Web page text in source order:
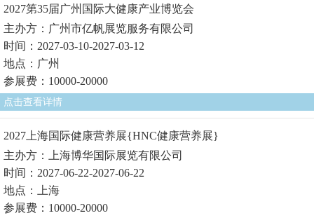
2027第35届广州国际大健康产业博览会
主办方：广州市亿帆展览服务有限公司
时间：2027-03-10-2027-03-12
地点：广州
参展费：10000-20000
点击查看详情
2027上海国际健康营养展{HNC健康营养展}
主办方：上海博华国际展览有限公司
时间：2027-06-22-2027-06-22
地点：上海
参展费：10000-20000